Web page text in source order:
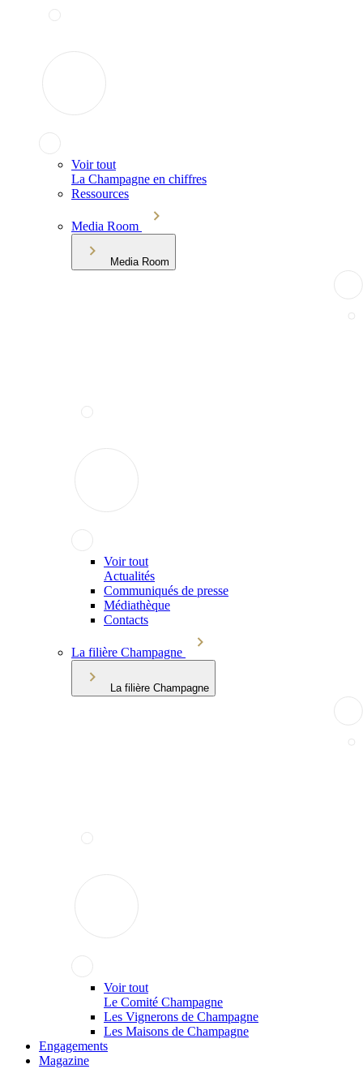
Voir tout
La Champagne en chiffres
Ressources
Media Room
Media Room
Voir tout
Actualités
Communiqués de presse
Médiathèque
Contacts
La filière Champagne
La filière Champagne
Voir tout
Le Comité Champagne
Les Vignerons de Champagne
Les Maisons de Champagne
Engagements
Magazine